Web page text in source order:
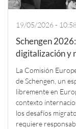
19/05/2026 -
Schengen
digitalización y
La Comisión
de Schengen, un
libremente en
contexto
los desafíos
requiere